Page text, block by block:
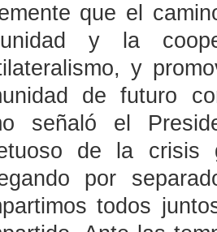
que el
y la
y
de futuro
señaló el
de la crisis
por
todos